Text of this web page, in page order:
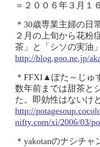
＝２００６年３月１
＊30歳専業主婦の日
２月の上旬から花粉
茶」と「シソの実油
http://blog.goo.ne.jp/
＊FFXI▲ぽた～じゅ
数年前までは甜茶と
た。即効性はないけ
http://
nifty.com/xi/2006/03/
＊yakotanのナシチ